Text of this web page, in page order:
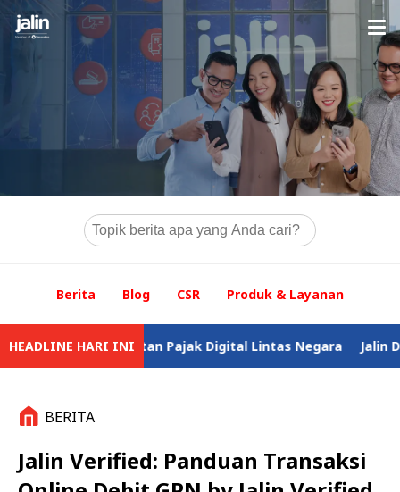
Berita Blog CSR Produk & Layanan
HEADLINE HARI INIPajak Digital Lintas Negara Jalin Dorong
BERITA
Jalin Verified: Panduan Transaksi